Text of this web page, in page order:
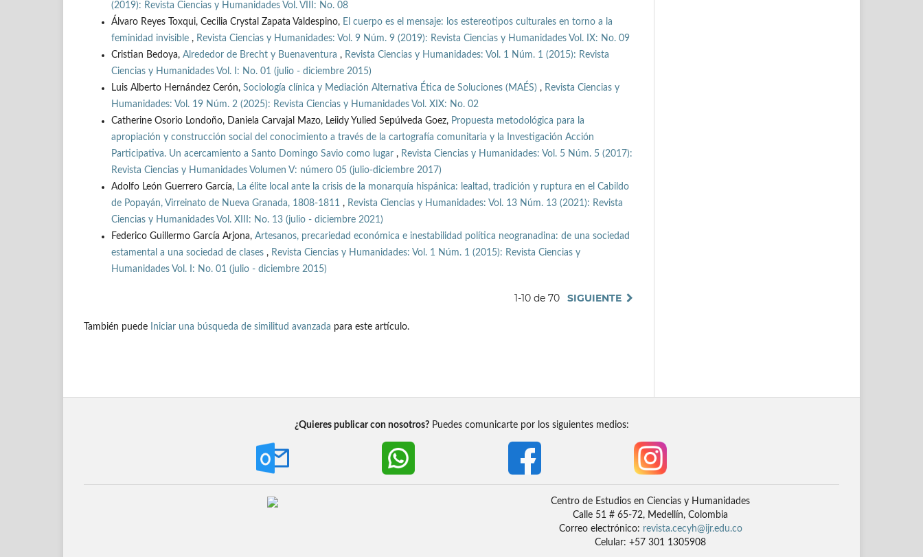
(2019): Revista Ciencias y Humanidades Vol. VIII: No. 08
Álvaro Reyes Toxqui, Cecilia Crystal Zapata Valdespino, El cuerpo es el mensaje: los estereotipos culturales en torno a la
feminidad invisible , Revista Ciencias y Humanidades: Vol. 9 Núm. 9 (2019): Revista Ciencias y Humanidades Vol. IX: No. 09
Cristian Bedoya, Alrededor de Brecht y Buenaventura , Revista Ciencias y Humanidades: Vol. 1 Núm. 1 (2015): Revista
Ciencias y Humanidades Vol. I: No. 01 (julio - diciembre 2015)
Luis Alberto Hernández Cerón, Sociología clínica y Mediación Alternativa Ética de Soluciones (MAÉS) , Revista Ciencias y
Humanidades: Vol. 19 Núm. 2 (2025): Revista Ciencias y Humanidades Vol. XIX: No. 02
Catherine Osorio Londoño, Daniela Carvajal Mazo, Leiidy Yulied Sepúlveda Goez, Propuesta metodológica para la
apropiación y construcción social del conocimiento a través de la cartografía comunitaria y la Investigación Acción
Participativa. Un acercamiento a Santo Domingo Savio como lugar , Revista Ciencias y Humanidades: Vol. 5 Núm. 5 (2017):
Revista Ciencias y Humanidades Volumen V: número 05 (julio-diciembre 2017)
Adolfo León Guerrero García, La élite local ante la crisis de la monarquía hispánica: lealtad, tradición y ruptura en el Cabildo
de Popayán, Virreinato de Nueva Granada, 1808-1811 , Revista Ciencias y Humanidades: Vol. 13 Núm. 13 (2021): Revista
Ciencias y Humanidades Vol. XIII: No. 13 (julio - diciembre 2021)
Federico Guillermo García Arjona, Artesanos, precariedad económica e inestabilidad política neogranadina: de una sociedad
estamental a una sociedad de clases , Revista Ciencias y Humanidades: Vol. 1 Núm. 1 (2015): Revista Ciencias y
Humanidades Vol. I: No. 01 (julio - diciembre 2015)
1-10 de 70 SIGUIENTE
También puede Iniciar una búsqueda de similitud avanzada para este artículo.
¿Quieres publicar con nosotros?Puedes comunicarte por los siguientes medios:
Centro de Estudios en Ciencias y Humanidades
Calle 51 # 65-72, Medellín, Colombia
Correo electrónico: revista.cecyh@ijr.edu.co
Celular: +57 301 1305908